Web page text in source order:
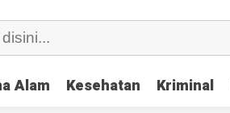
Alam Kesehatan Kriminal
Alam Kesehatan Kriminal